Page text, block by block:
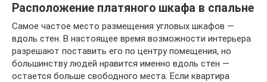
Расположение платяного шкафа в спальне
Самое частое место размещения угловых шкафов —
вдоль стен. В настоящее время возможности интерьера
разрешают поставить его по центру помещения, но
большинству людей нравится именно вдоль стен —
остается больше свободного места. Если квартира